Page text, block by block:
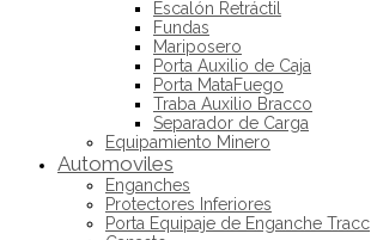
Escalón Retráctil
Fundas
Mariposero
Porta Auxilio de Caja
Porta MataFuego
Traba Auxilio Bracco
Separador de Carga
Equipamiento Minero
Automoviles
Enganches
Protectores Inferiores
Porta Equipaje de Enganche Tracc